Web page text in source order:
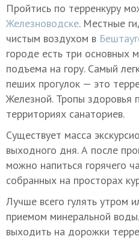
Пройтись по терренкуру
Железноводске. Местные
чистым воздухом в
городе есть три основных
подъема на гору. Самый
пеших прогулок — это
Железной. Тропы здоровья
территориях санаториев.
Существует масса
выходного дня. А после
можно напиться горячего
собранных на просторах
Лучше всего гулять утром
приемом минеральной
выходить на дорожки